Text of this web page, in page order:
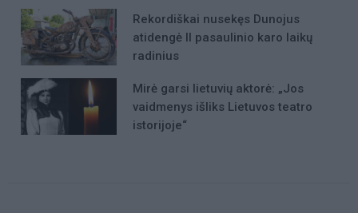
Rekordiškai nusekęs Dunojus
atidengė II pasaulinio karo laikų
radinius
Mirė garsi lietuvių aktorė: „Jos
vaidmenys išliks Lietuvos teatro
istorijoje“